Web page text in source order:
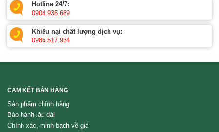
Hotline 24/7:
0904.935.689
Khiếu nại chất lượng dịch vụ:
0986.517.934
CAM KẾT BÁN HÀNG
Sản phẩm chính hãng
Bảo hành lâu dài
Chính xác, minh bạch về giá